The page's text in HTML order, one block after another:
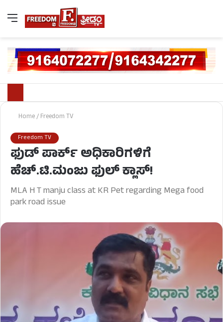
Home/Freedom TV
Freedom TV
ಫುಡ್ ಪಾರ್ಕ್ ಅಧಿಕಾರಿಗಳಿಗೆ
ಹೆಚ್.ಟಿ.ಮಂಜು ಫುಲ್ ಕ್ಲಾಸ್!
MLA H T manju class at KR Pet regarding Mega food
park road issue